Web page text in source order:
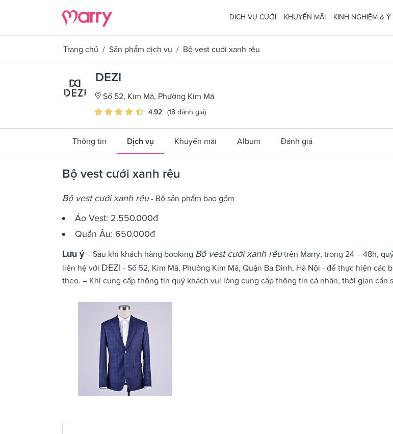
DỊCH VỤ CƯỚI KHUYẾN MÃI KINH NGHIỆM &
Trang chủ / Sản phẩm dịch vụ / Bộ vest cưới xanh rêu
DEZI
Số 52, Kim Mã, Phường Kim Mã
4.92 (18 đánh giá)
Thông tin Dịch vụ Khuyến mãi Album Đánh giá
Bộ vest cưới xanh rêu
Bộ vest cưới xanh rêu- Bộ sản phẩm bao gồm
Áo Vest: 2.550.000đ
Quần Âu: 650.000đ
Lưu ý– Sau khi khách hàng booking Bộ vest cưới xanh rêutrên Marry, trong 24 – 48h,
liên hệ với DEZI - Số 52, Kim Mã, Phường Kim Mã, Quận Ba Đình, Hà Nội - để thực hiện các
theo. – Khi cung cấp thông tin quý khách vui lòng cung cấp thông tin cá nhân, thời gian cần